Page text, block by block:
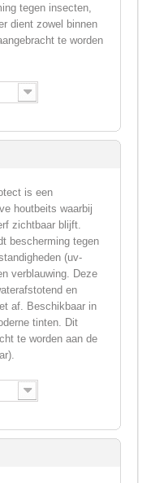
tegen insecten,
dient zowel binnen
te worden
is een
houtbeits waarbij
zichtbaar blijft.
bescherming tegen
(uv-
verblauwing. Deze
en
af. Beschikbaar in
tinten. Dit
te worden aan de